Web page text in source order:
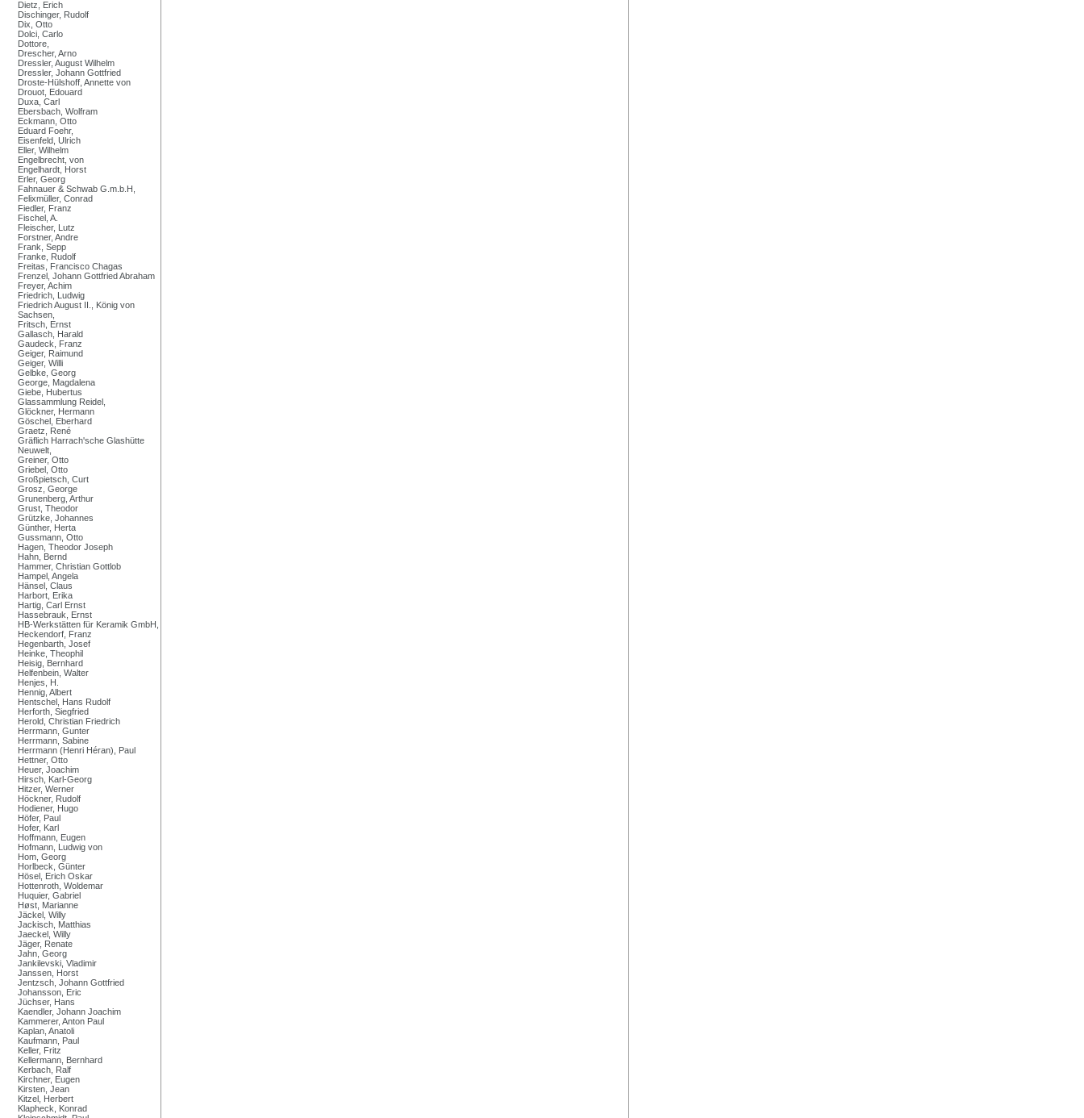
Dietz, Erich
Dischinger, Rudolf
Dix, Otto
Dolci, Carlo
Dottore,
Drescher, Arno
Dressler, August Wilhelm
Dressler, Johann Gottfried
Droste-Hülshoff, Annette von
Drouot, Edouard
Duxa, Carl
Ebersbach, Wolfram
Eckmann, Otto
Eduard Foehr,
Eisenfeld, Ulrich
Eller, Wilhelm
Engelbrecht, von
Engelhardt, Horst
Erler, Georg
Fahnauer & Schwab G.m.b.H,
Felixmüller, Conrad
Fiedler, Franz
Fischel, A.
Fleischer, Lutz
Forstner, Andre
Frank, Sepp
Franke, Rudolf
Freitas, Francisco Chagas
Frenzel, Johann Gottfried Abraham
Freyer, Achim
Friedrich, Ludwig
Friedrich August II., König von
Sachsen,
Fritsch, Ernst
Gallasch, Harald
Gaudeck, Franz
Geiger, Raimund
Geiger, Willi
Gelbke, Georg
George, Magdalena
Giebe, Hubertus
Glassammlung Reidel,
Glöckner, Hermann
Göschel, Eberhard
Graetz, René
Gräflich Harrach'sche Glashütte
Neuwelt,
Greiner, Otto
Griebel, Otto
Großpietsch, Curt
Grosz, George
Grunenberg, Arthur
Grust, Theodor
Grützke, Johannes
Günther, Herta
Gussmann, Otto
Hagen, Theodor Joseph
Hahn, Bernd
Hammer, Christian Gottlob
Hampel, Angela
Hänsel, Claus
Harbort, Erika
Hartig, Carl Ernst
Hassebrauk, Ernst
HB-Werkstätten für Keramik GmbH,
Heckendorf, Franz
Hegenbarth, Josef
Heinke, Theophil
Heisig, Bernhard
Helfenbein, Walter
Henjes, H.
Hennig, Albert
Hentschel, Hans Rudolf
Herforth, Siegfried
Herold, Christian Friedrich
Herrmann, Gunter
Herrmann, Sabine
Herrmann (Henri Héran), Paul
Hettner, Otto
Heuer, Joachim
Hirsch, Karl-Georg
Hitzer, Werner
Höckner, Rudolf
Hodiener, Hugo
Höfer, Paul
Hofer, Karl
Hoffmann, Eugen
Hofmann, Ludwig von
Hom, Georg
Horlbeck, Günter
Hösel, Erich Oskar
Hottenroth, Woldemar
Huquier, Gabriel
Høst, Marianne
Jäckel, Willy
Jackisch, Matthias
Jaeckel, Willy
Jäger, Renate
Jahn, Georg
Jankilevski, Vladimir
Janssen, Horst
Jentzsch, Johann Gottfried
Johansson, Eric
Jüchser, Hans
Kaendler, Johann Joachim
Kammerer, Anton Paul
Kaplan, Anatoli
Kaufmann, Paul
Keller, Fritz
Kellermann, Bernhard
Kerbach, Ralf
Kirchner, Eugen
Kirsten, Jean
Kitzel, Herbert
Klapheck, Konrad